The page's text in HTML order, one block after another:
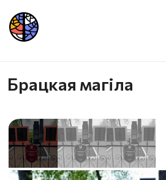
Брацкая магіла